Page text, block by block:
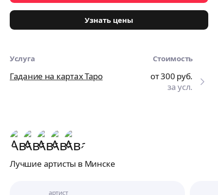
Узнать цены
Услуга Стоимость
Гадание на картах Таро от 300 руб.
за усл.
Лучшие артисты в Минске
артист